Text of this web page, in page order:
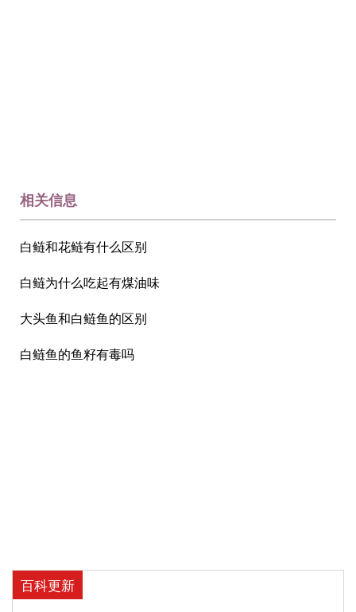
相关信息
白鲢和花鲢有什么区别
白鲢为什么吃起有煤油味
大头鱼和白鲢鱼的区别
白鲢鱼的鱼籽有毒吗
百科更新